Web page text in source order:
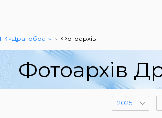
ГК «Драгобрат» › Фотоархів
Фотоархів